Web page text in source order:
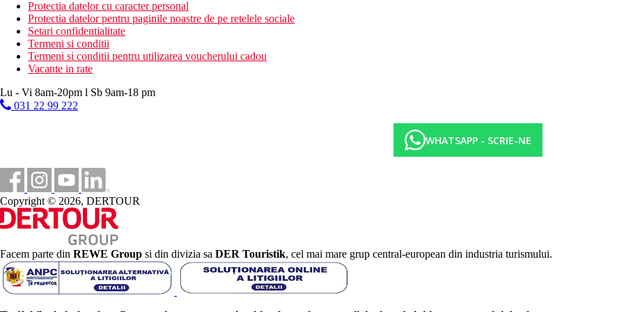
23 km
Distanta de cel mai apropiat aeroport
400 m
Galerie foto
Protectia datelor cu caracter personal
Protectia datelor pentru paginile noastre de pe retelele sociale
Setari confidentialitate
Termeni si conditii
Termeni si conditii pentru utilizarea voucherului cadou
Vacante in rate
Lu - Vi 8am-20pm l Sb 9am-18 pm
031 22 99 222
WHATSAPP - SCRIE-NE
Copyright © 2026, DERTOUR
Facem parte din REWE Group si din divizia sa DER Touristik, cel mai mare grup central-european din industria turismului.